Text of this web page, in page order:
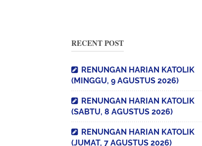
RECENT POST
RENUNGAN HARIAN KATOLIK
(MINGGU, 9 AGUSTUS 2026)
RENUNGAN HARIAN KATOLIK
(SABTU, 8 AGUSTUS 2026)
RENUNGAN HARIAN KATOLIK
(JUMAT, 7 AGUSTUS 2026)